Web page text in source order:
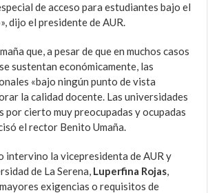
de acceso para estudiantes bajo el
dijo el presidente de AUR.
que, a pesar de que en muchos casos
sustentan económicamente, las
«bajo ningún punto de vista
la calidad docente. Las universidades
por cierto muy preocupadas y ocupadas
el rector Benito Umaña.
intervino la vicepresidenta de AUR y
de La Serena, Luperfina Rojas,
exigencias o requisitos de